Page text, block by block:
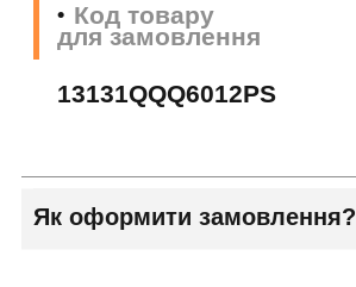
Код товару
для замовлення
13131QQQ6012PS
Як оформити замовлення?